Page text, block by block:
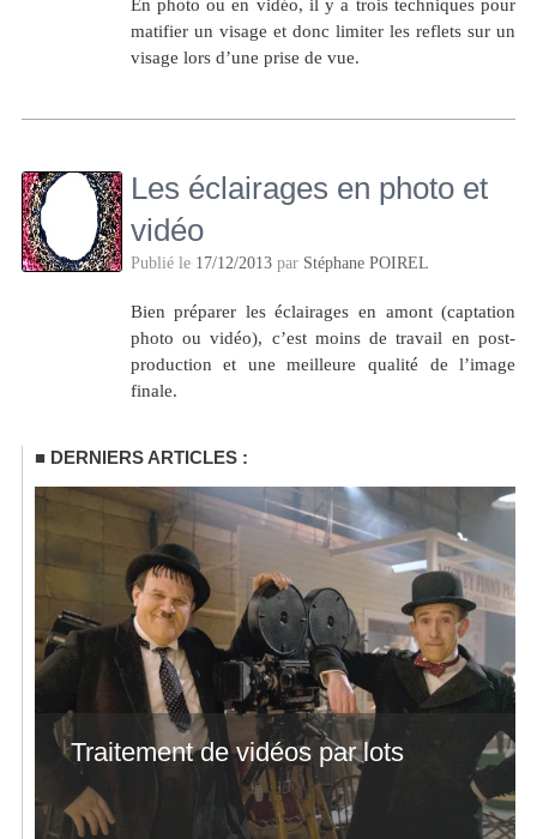
En photo ou en vidéo, il y a trois techniques pour
matifier un visage et donc limiter les reflets sur un
visage lors d’une prise de vue.
Les éclairages en photo et
vidéo
Publié le 17/12/2013 par Stéphane POIREL
Bien préparer les éclairages en amont (captation
photo ou vidéo), c’est moins de travail en post-
production et une meilleure qualité de l’image
finale.
DERNIERS ARTICLES :
Traitement de vidéos par lots